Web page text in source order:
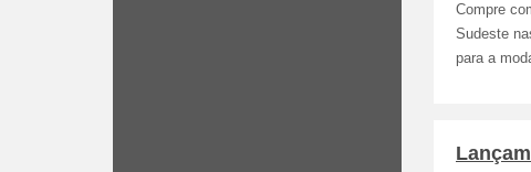
Compre
Sudeste
para a